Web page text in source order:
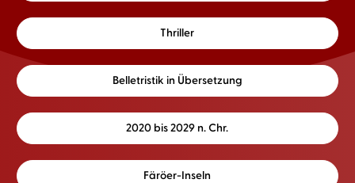
Thriller
Belletristik in Übersetzung
2020 bis 2029 n. Chr.
Färöer-Inseln